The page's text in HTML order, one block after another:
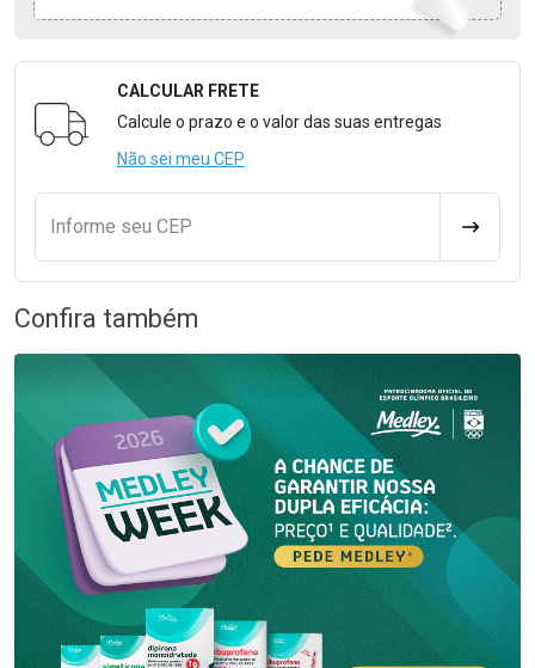
Formulário para Calcular o Frete
CALCULAR FRETE
Calcule o prazo e o valor das suas entregas
Não sei meu CEP
Informe seu CEP
Confira também